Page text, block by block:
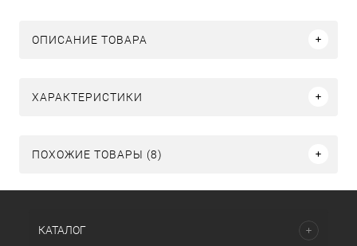
ОПИСАНИЕ ТОВАРА
ХАРАКТЕРИСТИКИ
ПОХОЖИЕ ТОВАРЫ (8)
КАТАЛОГ